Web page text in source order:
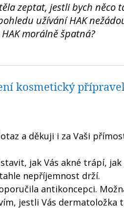
zeptat, jestli bych něco
užívání HAK
morálně špatná?
kosmetický
a děkuji i za Vaši
jak Vás akné trápí,
nepříjemnost drží.
antikoncepci.
jestli Vás